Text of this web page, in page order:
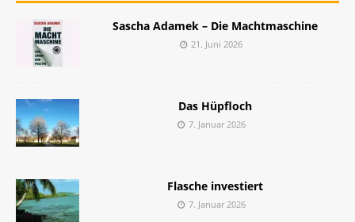
Sascha Adamek – Die Machtmaschine
21. Juni 2026
Das Hüpfloch
7. Januar 2026
Flasche investiert
7. Januar 2026